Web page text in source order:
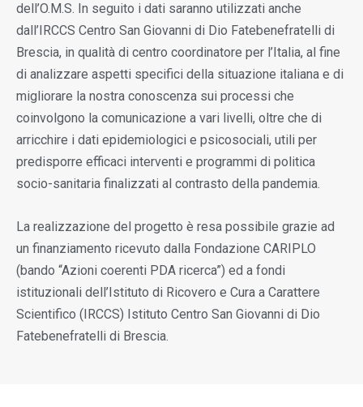
dell’O.M.S. In seguito i dati saranno utilizzati anche
dall’IRCCS Centro San Giovanni di Dio Fatebenefratelli di
Brescia, in qualità di centro coordinatore per l’Italia, al fine
di analizzare aspetti specifici della situazione italiana e di
migliorare la nostra conoscenza sui processi che
coinvolgono la comunicazione a vari livelli, oltre che di
arricchire i dati epidemiologici e psicosociali, utili per
predisporre efficaci interventi e programmi di politica
socio-sanitaria finalizzati al contrasto della pandemia.
La realizzazione del progetto è resa possibile grazie ad
un finanziamento ricevuto dalla Fondazione CARIPLO
(bando “Azioni coerenti PDA ricerca”) ed a fondi
istituzionali dell’Istituto di Ricovero e Cura a Carattere
Scientifico (IRCCS) Istituto Centro San Giovanni di Dio
Fatebenefratelli di Brescia.